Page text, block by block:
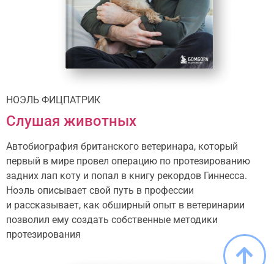
НОЭЛЬ ФИЦПАТРИК
Слушая животных
Автобиография британского ветеринара, который
первый в мире провел операцию по протезированию
задних лап коту и попал в книгу рекордов Гиннесса.
Ноэль описывает свой путь в профессии
и рассказывает, как обширный опыт в ветеринарии
позволил ему создать собственные методики
протезирования